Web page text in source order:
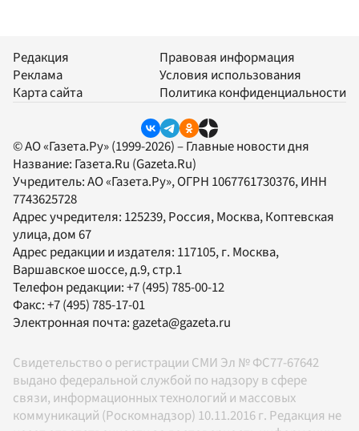
Редакция
Реклама
Карта сайта
Правовая информация
Условия использования
Политика конфиденциальности
© АО «Газета.Ру» (1999-2026) – Главные новости дня
Название: Газета.Ru (Gazeta.Ru)
Учредитель:АО «Газета.Ру», ОГРН 1067761730376, ИНН
7743625728
Адрес учредителя: 125239, Россия, Москва, Коптевская
улица, дом 67
Адрес редакции и издателя: 117105, г. Москва,
Варшавское шоссе, д.9, стр.1
Телефон редакции:+7 (495) 785-00-12
Факс:+7 (495) 785-17-01
Электронная почта: gazeta@gazeta.ru
Свидетельство о регистрации СМИ Эл № ФС77-67642
выдано федеральной службой по надзору в сфере
связи, информационных технологий и массовых
коммуникаций (Роскомнадзор) 10.11.2016 г. Редакция не